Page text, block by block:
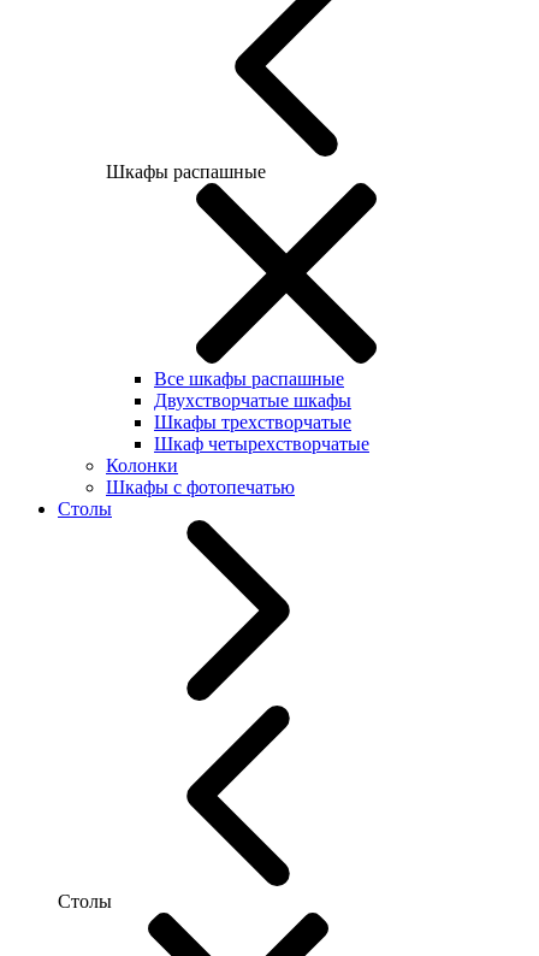
Шкафы распашные
Все шкафы распашные
Двухстворчатые шкафы
Шкафы трехстворчатые
Шкаф четырехстворчатые
Колонки
Шкафы с фотопечатью
Столы
Столы